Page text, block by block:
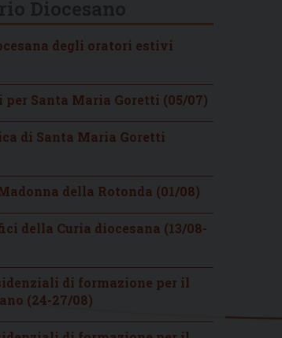
degli oratori estivi
per Santa Maria Goretti (05/07)
di Santa Maria Goretti
della Rotonda (01/08)
della Curia diocesana (13/08-
di formazione per il
(24-27/08)